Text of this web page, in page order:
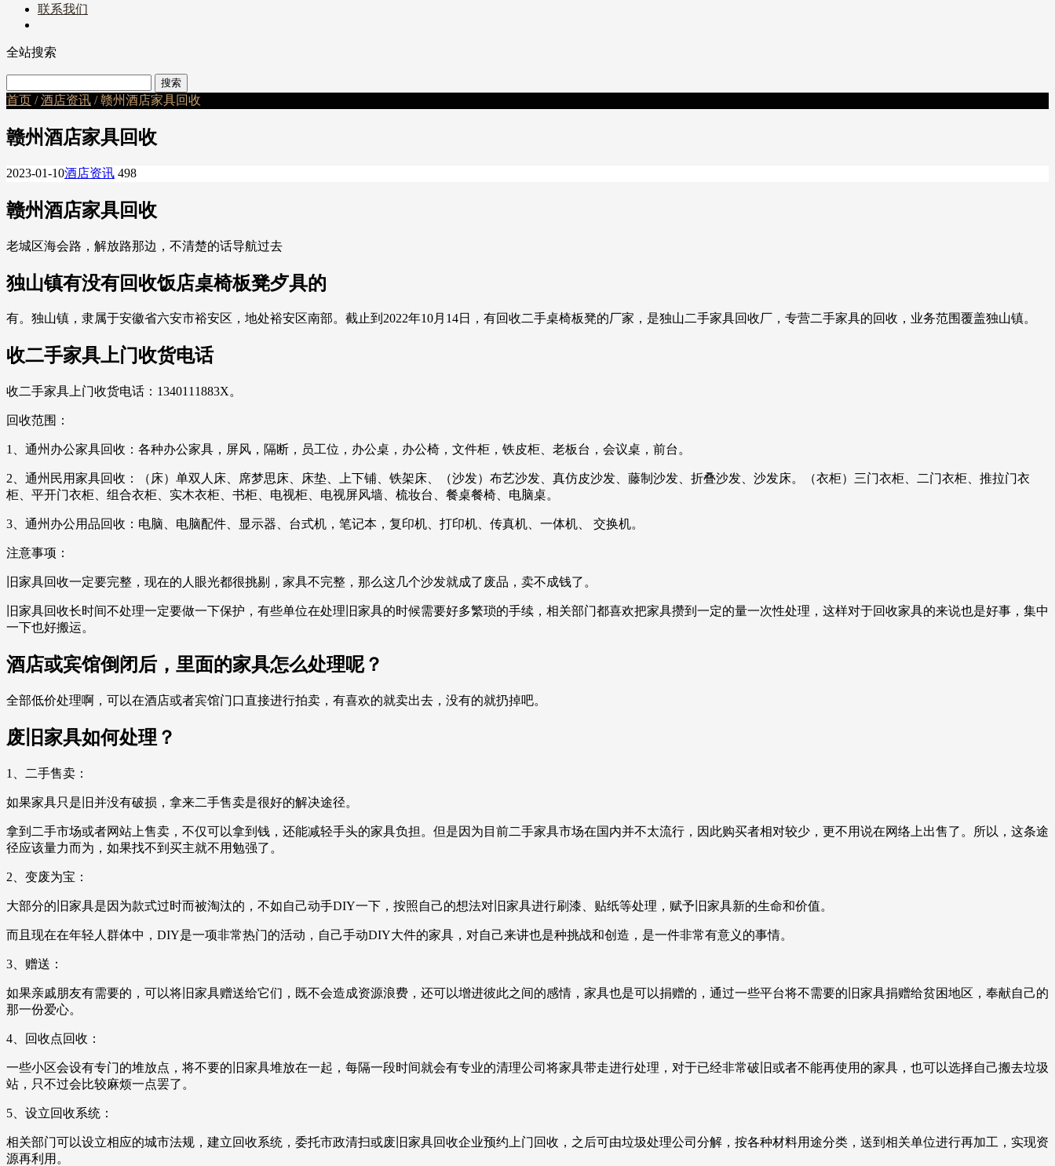
联系我们
全站搜索
首页 /酒店资讯 / 赣州酒店家具回收
赣州酒店家具回收
2023-01-10酒店资讯 498
赣州酒店家具回收
老城区海会路，解放路那边，不清楚的话导航过去
独山镇有没有回收饭店桌椅板凳歺具的
有。独山镇，隶属于安徽省六安市裕安区，地处裕安区南部。截止到2022年10月14日，有回收二手桌椅板凳的厂家，是独山二手家具回收厂，专营二手家具的回收，业务范围覆盖独山镇。
收二手家具上门收货电话
收二手家具上门收货电话：1340111883X。
回收范围：
1、通州办公家具回收：各种办公家具，屏风，隔断，员工位，办公桌，办公椅，文件柜，铁皮柜、老板台，会议桌，前台。
2、通州民用家具回收：（床）单双人床、席梦思床、床垫、上下铺、铁架床、（沙发）布艺沙发、真仿皮沙发、藤制沙发、折叠沙发、沙发床。（衣柜）三门衣柜、二门衣柜、推拉门衣
柜、平开门衣柜、组合衣柜、实木衣柜、书柜、电视柜、电视屏风墙、梳妆台、餐桌餐椅、电脑桌。
3、通州办公用品回收：电脑、电脑配件、显示器、台式机，笔记本，复印机、打印机、传真机、一体机、 交换机。
注意事项：
旧家具回收一定要完整，现在的人眼光都很挑剔，家具不完整，那么这几个沙发就成了废品，卖不成钱了。
旧家具回收长时间不处理一定要做一下保护，有些单位在处理旧家具的时候需要好多繁琐的手续，相关部门都喜欢把家具攒到一定的量一次性处理，这样对于回收家具的来说也是好事，集中
一下也好搬运。
酒店或宾馆倒闭后，里面的家具怎么处理呢？
全部低价处理啊，可以在酒店或者宾馆门口直接进行拍卖，有喜欢的就卖出去，没有的就扔掉吧。
废旧家具如何处理？
1、二手售卖：
如果家具只是旧并没有破损，拿来二手售卖是很好的解决途径。
拿到二手市场或者网站上售卖，不仅可以拿到钱，还能减轻手头的家具负担。但是因为目前二手家具市场在国内并不太流行，因此购买者相对较少，更不用说在网络上出售了。所以，这条途
径应该量力而为，如果找不到买主就不用勉强了。
2、变废为宝：
大部分的旧家具是因为款式过时而被淘汰的，不如自己动手DIY一下，按照自己的想法对旧家具进行刷漆、贴纸等处理，赋予旧家具新的生命和价值。
而且现在在年轻人群体中，DIY是一项非常热门的活动，自己手动DIY大件的家具，对自己来讲也是种挑战和创造，是一件非常有意义的事情。
3、赠送：
如果亲戚朋友有需要的，可以将旧家具赠送给它们，既不会造成资源浪费，还可以增进彼此之间的感情，家具也是可以捐赠的，通过一些平台将不需要的旧家具捐赠给贫困地区，奉献自己的
那一份爱心。
4、回收点回收：
一些小区会设有专门的堆放点，将不要的旧家具堆放在一起，每隔一段时间就会有专业的清理公司将家具带走进行处理，对于已经非常破旧或者不能再使用的家具，也可以选择自己搬去垃圾
站，只不过会比较麻烦一点罢了。
5、设立回收系统：
相关部门可以设立相应的城市法规，建立回收系统，委托市政清扫或废旧家具回收企业预约上门回收，之后可由垃圾处理公司分解，按各种材料用途分类，送到相关单位进行再加工，实现资
源再利用。